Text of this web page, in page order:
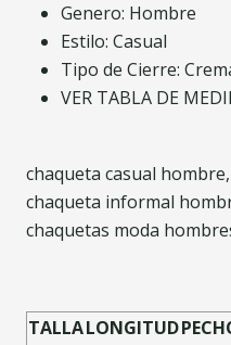
Genero: Hombre
Estilo: Casual
Tipo de Cierre:
VER TABLA DE
chaqueta casual
chaqueta informal
chaquetas moda
TALLALONGITUD